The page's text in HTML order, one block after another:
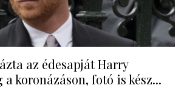
az édesapját Harry
a koronázáson, fotó is kész...